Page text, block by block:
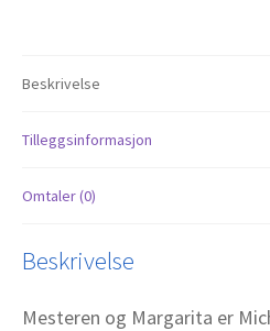
Beskrivelse
Tilleggsinformasjon
Omtaler (0)
Beskrivelse
Mesteren og Margarita er